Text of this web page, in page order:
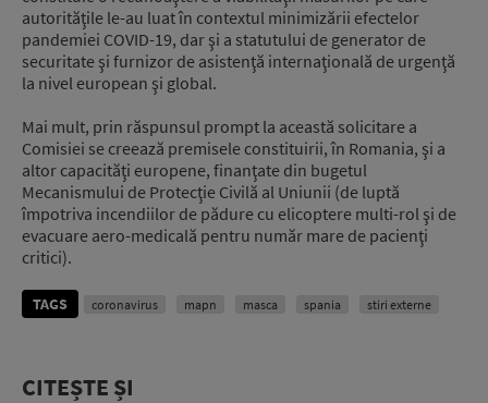
autorităţile le-au luat în contextul minimizării efectelor
pandemiei COVID-19, dar şi a statutului de generator de
securitate şi furnizor de asistenţă internaţională de urgenţă
la nivel european şi global.
Mai mult, prin răspunsul prompt la această solicitare a
Comisiei se creează premisele constituirii, în Romania, şi a
altor capacităţi europene, finanţate din bugetul
Mecanismului de Protecţie Civilă al Uniunii (de luptă
împotriva incendiilor de pădure cu elicoptere multi-rol şi de
evacuare aero-medicală pentru număr mare de pacienţi
critici).
TAGS coronavirus mapn masca spania stiri externe
CITEȘTE ȘI